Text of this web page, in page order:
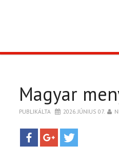
CIKK
PÓLÓ RENDELÉS
Magyar
PUBLIKÁLTA 2026. JÚNIUS 07.